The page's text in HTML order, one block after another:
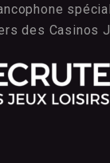
des Casinos